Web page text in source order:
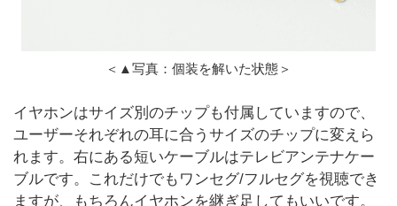
＜▲写真：個装を解いた状態＞
イヤホンはサイズ別のチップも付属していますので、
ユーザーそれぞれの耳に合うサイズのチップに変えら
れます。右にある短いケーブルはテレビアンテナケー
ブルです。これだけでもワンセグ/フルセグを視聴でき
ますが、もちろんイヤホンを継ぎ足してもいいです。